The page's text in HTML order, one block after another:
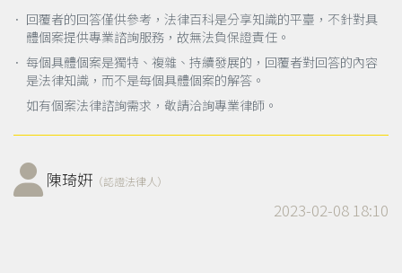
． 回覆者的回答僅供參考，法律百科是分享知識的平臺，不針對具
體個案提供專業諮詢服務，故無法負保證責任。
． 每個具體個案是獨特、複雜、持續發展的，回覆者對回答的內容
是法律知識，而不是每個具體個案的解答。
如有個案法律諮詢需求，敬請洽詢專業律師。
陳琦姸 （認證法律人）
2023-02-08 18:10